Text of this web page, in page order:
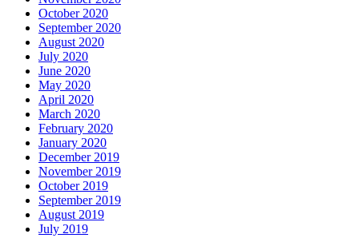
October 2020
September 2020
August 2020
July 2020
June 2020
May 2020
April 2020
March 2020
February 2020
January 2020
December 2019
November 2019
October 2019
September 2019
August 2019
July 2019